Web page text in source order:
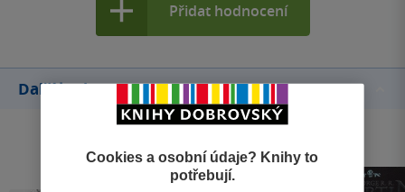
Přidat hodnocení
Další knihy autora
Cookies a osobní údaje? Knihy to
potřebují.